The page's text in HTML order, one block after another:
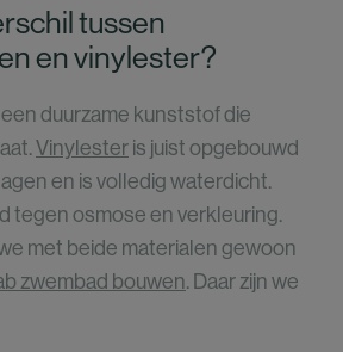
tussen
en vinylester?
duurzame kunststof die
Vinylesteris juist opgebouwd
en is volledig waterdicht.
tegen osmose en verkleuring.
met beide materialen gewoon
zwembad bouwen. Daar zijn we